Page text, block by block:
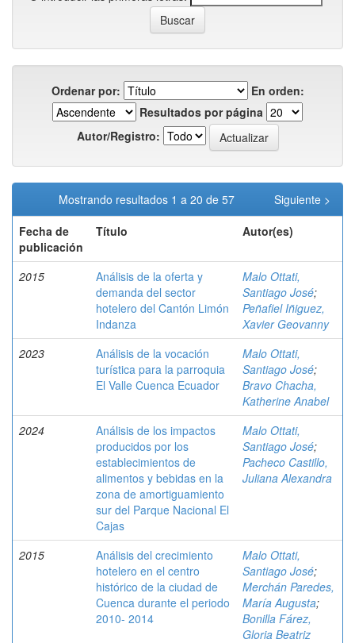
Ordenar por:
En orden:
Resultados por página
Autor/Registro:
Mostrando resultados 1 a 20 de 57
Siguiente >
Fecha de
publicación
Título Autor(es)
2015
Análisis de la oferta y
demanda del sector
hotelero del Cantón Limón
Indanza
Malo Ottati,
Santiago José;
Peñafiel Iñiguez,
Xavier Geovanny
2023
Análisis de la vocación
turística para la parroquia
El Valle Cuenca Ecuador
Malo Ottati,
Santiago José;
Bravo Chacha,
Katherine Anabel
2024
Análisis de los impactos
producidos por los
establecimientos de
alimentos y bebidas en la
zona de amortiguamiento
sur del Parque Nacional El
Cajas
Malo Ottati,
Santiago José;
Pacheco Castillo,
Juliana Alexandra
2015
Análisis del crecimiento
hotelero en el centro
histórico de la ciudad de
Cuenca durante el periodo
2010- 2014
Malo Ottati,
Santiago José;
Merchán Paredes,
María Augusta;
Bonilla Fárez,
Gloria Beatriz